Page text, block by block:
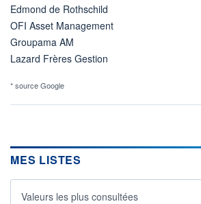
Edmond de Rothschild
OFI Asset Management
Groupama AM
Lazard Frères Gestion
* source Google
MES LISTES
Valeurs les plus consultées